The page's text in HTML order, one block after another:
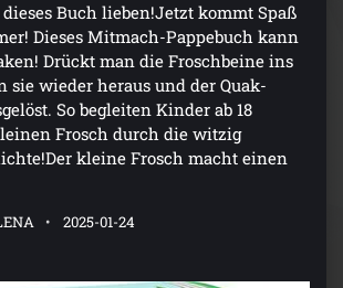
Buch lieben!Jetzt kommt Spaß
Dieses Mitmach-Pappebuch kann
Drückt man die Froschbeine ins
sie wieder heraus und der Quak-
So begleiten Kinder ab 18
Frosch durch die witzig
kleine Frosch macht einen
2025-01-24